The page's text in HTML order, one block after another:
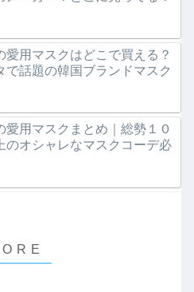
愛用マスクはどこで買える？
で話題の韓国ブランドマスク
愛用マスクまとめ｜総勢１０
のオシャレなマスクコーデ必